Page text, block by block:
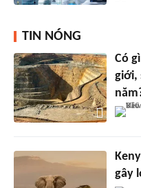
TIN NÓNG
Có
giới,
gây